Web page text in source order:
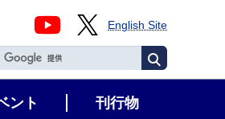
English Site
ント 刊行物